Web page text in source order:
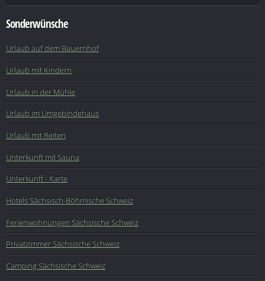
Sonderwünsche
Urlaub auf dem Bauernhof
Urlaub mit Kindern
Urlaub in der Mühle
Urlaub im Umgebindehaus
Urlaub mit Reiten
Unterkunft mit Sauna
Unterkunft - Karte
Hotels Sächsisch-Böhmische Schweiz
Ferienwohnungen Sächsische Schweiz
Privatzimmer Sächsische Schweiz
Camping Sächsische Schweiz